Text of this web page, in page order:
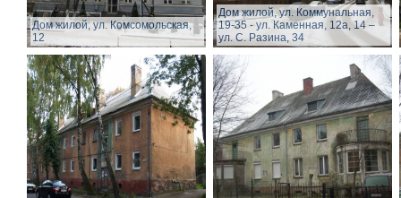
Дом жилой, ул. Комсомольская,
12
Дом жилой, ул. Коммунальная,
19-35 - ул. Каменная, 12а, 14 –
ул. С. Разина, 34